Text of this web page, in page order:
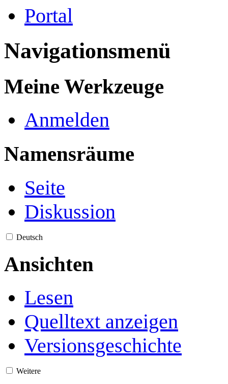
Portal
Navigationsmenü
Meine Werkzeuge
Anmelden
Namensräume
Seite
Diskussion
Deutsch
Ansichten
Lesen
Quelltext anzeigen
Versionsgeschichte
Weitere